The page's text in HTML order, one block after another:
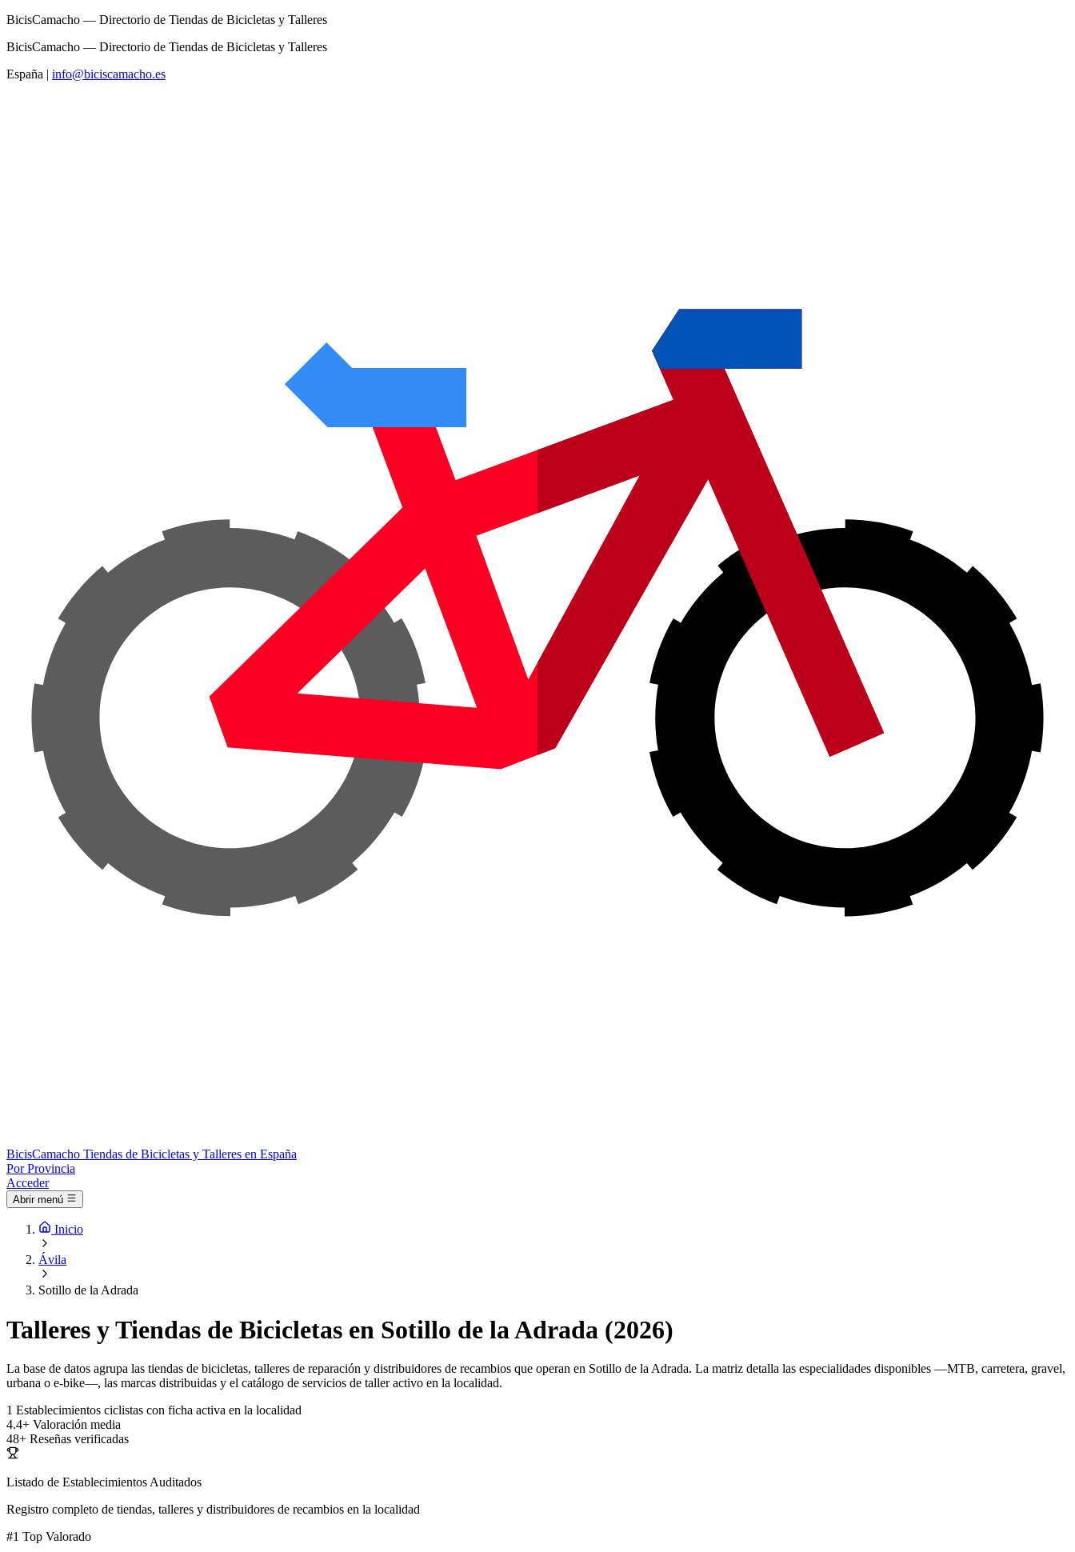
BicisCamacho — Directorio de Tiendas de Bicicletas y Talleres
BicisCamacho — Directorio de Tiendas de Bicicletas y Talleres
España | info@biciscamacho.es
BicisCamacho Tiendas de Bicicletas y Talleres en España
Por Provincia
Acceder
Abrir menú
Inicio
Ávila
Sotillo de la Adrada
Talleres y Tiendas de Bicicletas en Sotillo de la Adrada (2026)
La base de datos agrupa las tiendas de bicicletas, talleres de reparación y distribuidores de recambios que operan en Sotillo de la Adrada. La matriz detalla las especialidades disponibles —MTB, carretera, gravel,
urbana o e-bike—, las marcas distribuidas y el catálogo de servicios de taller activo en la localidad.
1 Establecimientos ciclistas con ficha activa en la localidad
4.4+ Valoración media
48+ Reseñas verificadas
Listado de Establecimientos Auditados
Registro completo de tiendas, talleres y distribuidores de recambios en la localidad
#1 Top Valorado